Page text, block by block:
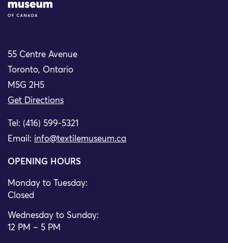
55 Centre Avenue
Toronto, Ontario
M5G 2H5
Get Directions
Tel: (416) 599-5321
Email: info@textilemuseum.ca
OPENING HOURS
Monday to Tuesday:
Closed
Wednesday to Sunday:
12 PM – 5 PM